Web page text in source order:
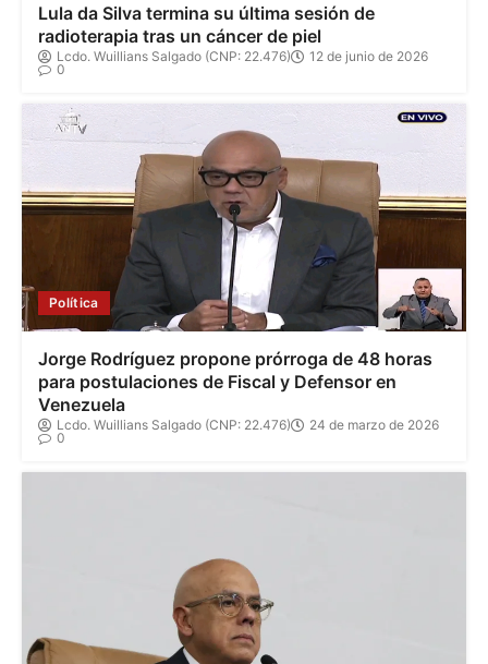
Lula da Silva termina su última sesión de
radioterapia tras un cáncer de piel
Lcdo. Wuillians Salgado (CNP: 22.476)
12 de junio de 2026
0
Política
Jorge Rodríguez propone prórroga de 48 horas
para postulaciones de Fiscal y Defensor en
Venezuela
Lcdo. Wuillians Salgado (CNP: 22.476)
24 de marzo de 2026
0